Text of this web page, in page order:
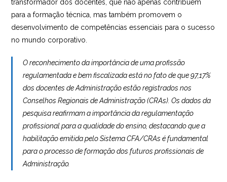
transformador dos docentes, que não apenas contribuem
para a formação técnica, mas também promovem o
desenvolvimento de competências essenciais para o sucesso
no mundo corporativo.
O reconhecimento da importância de uma profissão
regulamentada e bem fiscalizada está no fato de que 97,17%
dos docentes de Administração estão registrados nos
Conselhos Regionais de Administração (CRAs). Os dados da
pesquisa reafirmam a importância da regulamentação
profissional para a qualidade do ensino, destacando que a
habilitação emitida pelo Sistema CFA/CRAs é fundamental
para o processo de formação dos futuros profissionais de
Administração.